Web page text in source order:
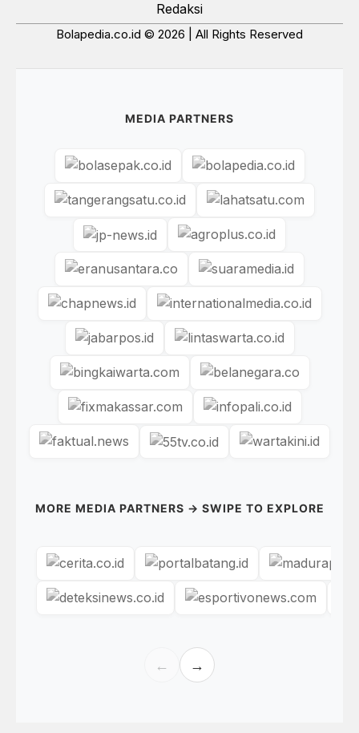
Redaksi
Bolapedia.co.id © 2026 | All Rights Reserved
MEDIA PARTNERS
MORE MEDIA PARTNERS → SWIPE TO EXPLORE
← →